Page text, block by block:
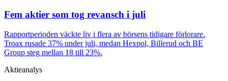
Fem aktier som tog revansch i juli
Rapportperioden väckte liv i flera av börsens tidigare förlorare.
Troax rusade 37% under juli, medan Hexpol, Billerud och BE
Group steg mellan 18 till 23%.
Aktieanalys